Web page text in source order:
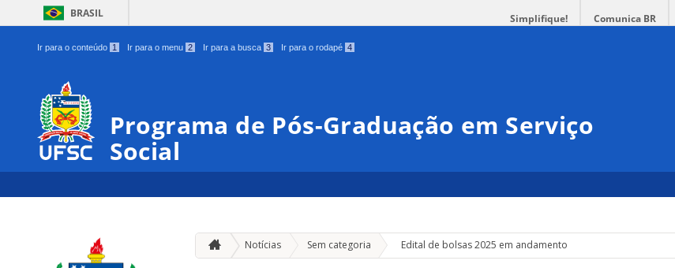
BRASIL Simplifique! Comunica BR
Ir para o conteúdo 1 Ir para o menu 2 Ir para a busca 3 Ir para o rodapé 4
Programa de Pós-Graduação em Serviço
Social
Notícias Sem categoria » Edital de bolsas 2025 em andamento